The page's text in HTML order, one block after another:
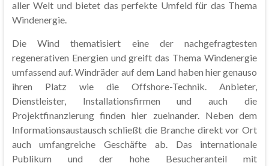
aller Welt und bietet das perfekte Umfeld für das Thema
Windenergie.
Die Wind thematisiert eine der nachgefragtesten
regenerativen Energien und greift das Thema Windenergie
umfassend auf. Windräder auf dem Land haben hier genauso
ihren Platz wie die Offshore-Technik. Anbieter,
Dienstleister, Installationsfirmen und auch die
Projektfinanzierung finden hier zueinander. Neben dem
Informationsaustausch schließt die Branche direkt vor Ort
auch umfangreiche Geschäfte ab. Das internationale
Publikum und der hohe Besucheranteil mit